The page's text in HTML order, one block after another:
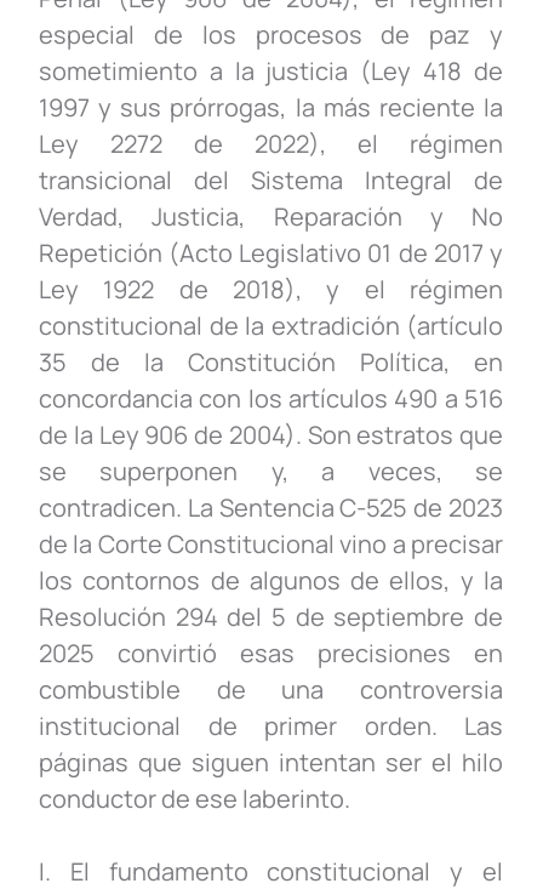
especial de los procesos de paz y
sometimiento a la justicia (Ley 418 de
1997 y sus prórrogas, la más reciente la
Ley 2272 de 2022), el régimen
transicional del Sistema Integral de
Verdad, Justicia, Reparación y No
Repetición (Acto Legislativo 01 de 2017 y
Ley 1922 de 2018), y el régimen
constitucional de la extradición (artículo
35 de la Constitución Política, en
concordancia con los artículos 490 a 516
de la Ley 906 de 2004). Son estratos que
se superponen y, a veces, se
contradicen. La Sentencia C-525 de 2023
de la Corte Constitucional vino a precisar
los contornos de algunos de ellos, y la
Resolución 294 del 5 de septiembre de
2025 convirtió esas precisiones en
combustible de una controversia
institucional de primer orden. Las
páginas que siguen intentan ser el hilo
conductor de ese laberinto.
I. El fundamento constitucional y el